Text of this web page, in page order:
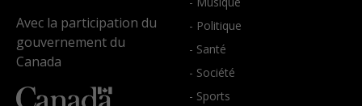
Avec la participation du
gouvernement du
Canada
- Politique
- Santé
- Société
- Sports